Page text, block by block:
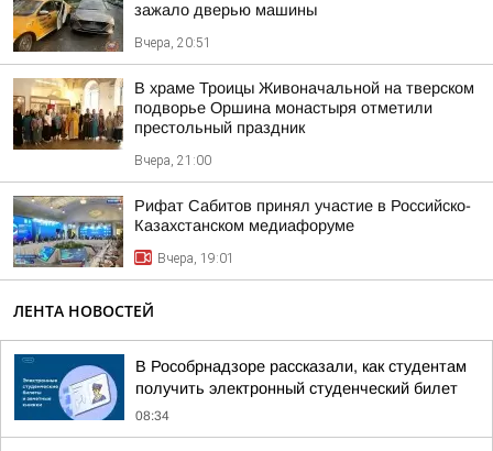
зажало дверью машины
Вчера, 20:51
В храме Троицы Живоначальной на тверском
подворье Оршина монастыря отметили
престольный праздник
Вчера, 21:00
Рифат Сабитов принял участие в Российско-
Казахстанском медиафоруме
Вчера, 19:01
ЛЕНТА НОВОСТЕЙ
В Рособрнадзоре рассказали, как студентам
получить электронный студенческий билет
08:34